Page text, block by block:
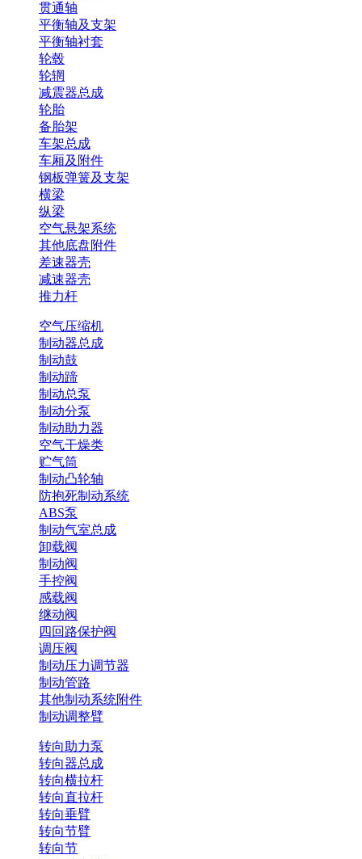
贯通轴
平衡轴及支架
平衡轴衬套
轮毂
轮辋
减震器总成
轮胎
备胎架
车架总成
车厢及附件
钢板弹簧及支架
横梁
纵梁
空气悬架系统
其他底盘附件
差速器壳
减速器壳
推力杆
空气压缩机
制动器总成
制动鼓
制动蹄
制动总泵
制动分泵
制动助力器
空气干燥类
贮气筒
制动凸轮轴
防抱死制动系统
ABS泵
制动气室总成
卸载阀
制动阀
手控阀
感载阀
继动阀
四回路保护阀
调压阀
制动压力调节器
制动管路
其他制动系统附件
制动调整臂
转向助力泵
转向器总成
转向横拉杆
转向直拉杆
转向垂臂
转向节臂
转向节